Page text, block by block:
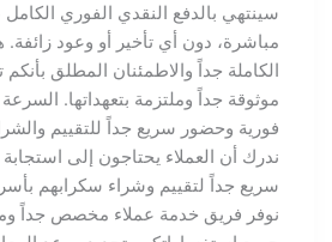
سينتهي بالدفع النقدي الفوري الكامل
مباشرة، دون أي تأخير أو وعود زائفة.
الكاملة جداً والاطمئنان المطلق
موثوقة جداً وملتزمة بتعهداتها.
فورية وحضور سريع جداً للتقييم
ندرك أن العملاء يحتاجون إلى
سريع جداً لتقييم وشراء سكرابهم
نوفر فريق خدمة عملاء مخصص جداً